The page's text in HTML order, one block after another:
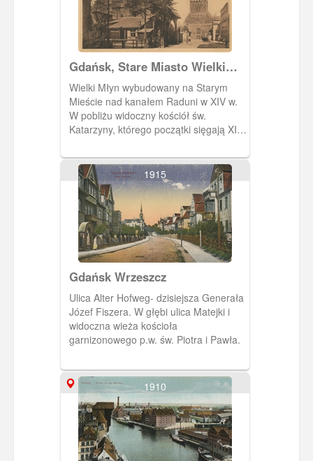
Gdańsk, Stare Miasto Wielki
Młyn i kościół św. Katarzyny,
Danzig Grosse Mühle u.
Katharinen - Kirche
Wielki Młyn wybudowany na Starym
Mieście nad kanałem Raduni w XIV w.
W pobliżu widoczny kościół św.
Katarzyny, którego początki sięgają XIII
Gdańsku.John & Rosenberg
1915
Gdańsk Wrzeszcz
Ulica Alter Hofweg- dzisiejsza Generała
Józef Fiszera. W głębi ulica Matejki i
widoczna wieża kościoła
garnizonowego p.w. św. Piotra i Pawła.
1910